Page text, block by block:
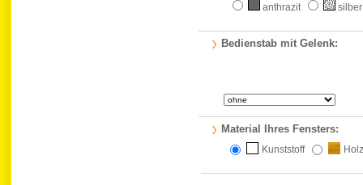
anthrazit
Bedienstab mit Gelenk:
Material Ihres Fensters:
Kunststoff Holz